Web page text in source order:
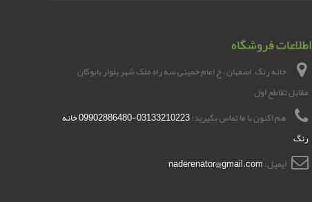
اطلاعات فروشگاه
خانه رنگ , اصفهان ، خ امام خمینی سه راه ملک شهر بلوار بابوکان
مقابل تقاطع اول
هم اکنون با ما تماس بگیرید:
03133210223-09902886480 خانه
رنگ
ایمیل:naderenator@gmail.com